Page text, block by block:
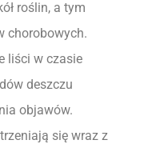
roślin, a tym
chorobowych.
liści w czasie
deszczu
objawów.
się wraz z